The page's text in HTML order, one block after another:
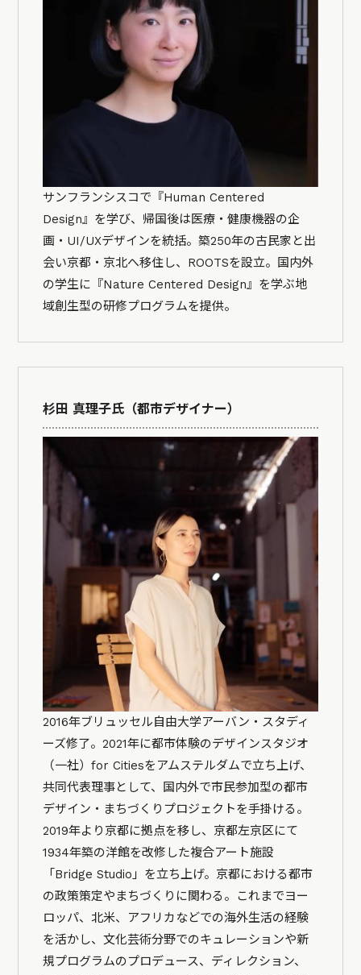
サンフランシスコで『Human Centered
Design』を学び、帰国後は医療・健康機器の企
画・UI/UXデザインを統括。築250年の古民家と出
会い京都・京北へ移住し、ROOTSを設立。国内外
の学生に『Nature Centered Design』を学ぶ地
域創生型の研修プログラムを提供。
杉田 真理子氏（都市デザイナー）
2016年ブリュッセル自由大学アーバン・スタディ
ーズ修了。2021年に都市体験のデザインスタジオ
（一社）for Citiesをアムステルダムで立ち上げ、
共同代表理事として、国内外で市民参加型の都市
デザイン・まちづくりプロジェクトを手掛ける。
2019年より京都に拠点を移し、京都左京区にて
1934年築の洋館を改修した複合アート施設
「Bridge Studio」を立ち上げ。京都における都市
の政策策定やまちづくりに関わる。これまでヨー
ロッパ、北米、アフリカなどでの海外生活の経験
を活かし、文化芸術分野でのキュレーションや新
規プログラムのプロデュース、ディレクション、